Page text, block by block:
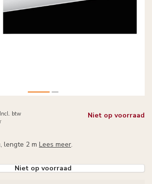
Incl. btw Niet op voorraad
lengte 2 m Lees meer.
Niet op voorraad